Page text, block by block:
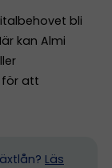
bli
kan Almi
för att
Läs